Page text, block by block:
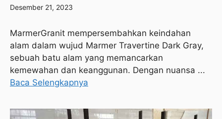
Desember 21, 2023
MarmerGranit mempersembahkan keindahan
alam dalam wujud Marmer Travertine Dark Gray,
sebuah batu alam yang memancarkan
kemewahan dan keanggunan. Dengan nuansa ...
Baca Selengkapnya